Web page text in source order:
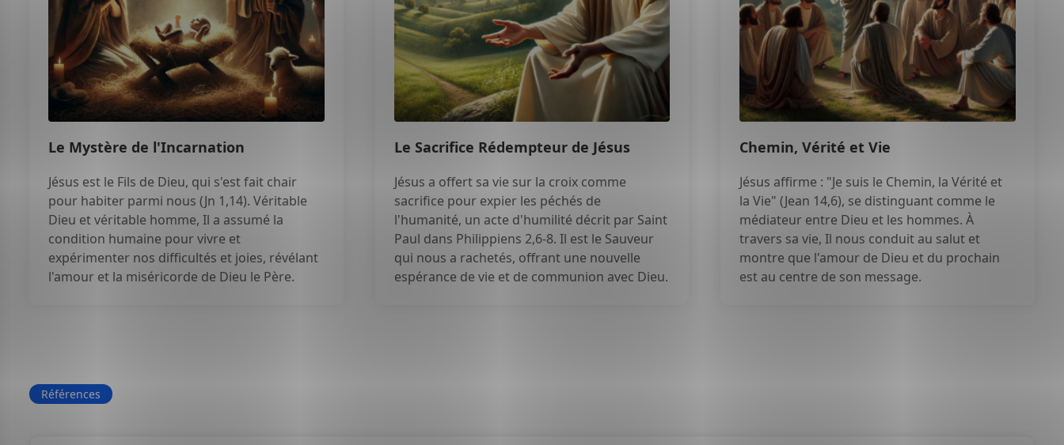
Le Mystère de l'Incarnation
Jésus est le Fils de Dieu, qui s'est fait chair
pour habiter parmi nous (Jn 1,14). Véritable
Dieu et véritable homme, Il a assumé la
condition humaine pour vivre et
expérimenter nos difficultés et joies, révélant
l'amour et la miséricorde de Dieu le Père.
Le Sacrifice Rédempteur de Jésus
Jésus a offert sa vie sur la croix comme
sacrifice pour expier les péchés de
l'humanité, un acte d'humilité décrit par Saint
Paul dans Philippiens 2,6-8. Il est le Sauveur
qui nous a rachetés, offrant une nouvelle
espérance de vie et de communion avec Dieu.
Chemin, Vérité et Vie
Jésus affirme : "Je suis le Chemin, la Vérité et
la Vie" (Jean 14,6), se distinguant comme le
médiateur entre Dieu et les hommes. À
travers sa vie, Il nous conduit au salut et
montre que l'amour de Dieu et du prochain
est au centre de son message.
Références